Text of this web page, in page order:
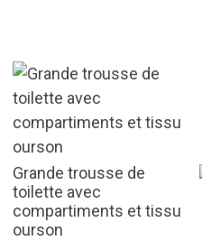
Grande trousse de
toilette avec
compartiments et tissu
ourson